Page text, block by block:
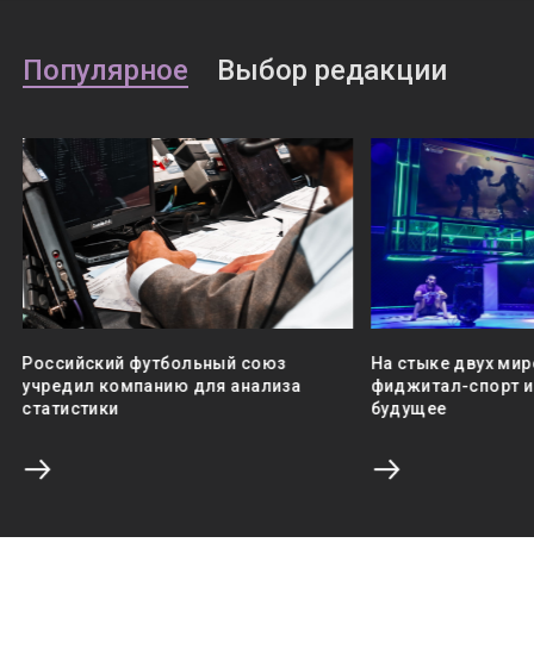
Популярное Выбор редакции
Российский футбольный союз
учредил компанию для анализа
статистики
На стыке двух
фиджитал-спорт
будущее